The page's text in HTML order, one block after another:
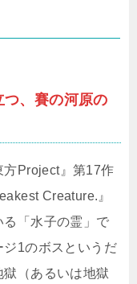
、賽の河原の
方Project』第17作
Creature.』
「水子の霊」で
1のボスというだ
（あるいは地獄